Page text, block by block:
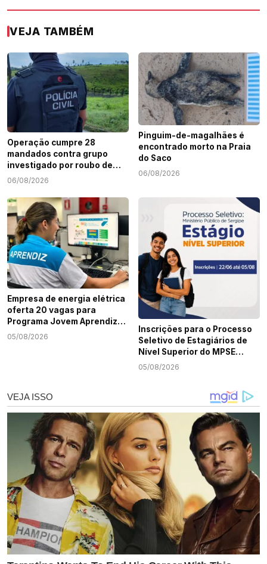
VEJA TAMBÉM
Operação cumpre 28
mandados contra grupo
investigado por roubo de
cargas e tráfico de drogas
06/08/2026
Pinguim-de-magalhães é
encontrado morto na Praia
do Saco
06/08/2026
Empresa de energia elétrica
oferta 20 vagas para
Programa Jovem Aprendiz
em Sergipe
05/08/2026
Inscrições para o Processo
Seletivo de Estagiários de
Nível Superior do MPSE
terminam nesta quarta-
05/08/2026